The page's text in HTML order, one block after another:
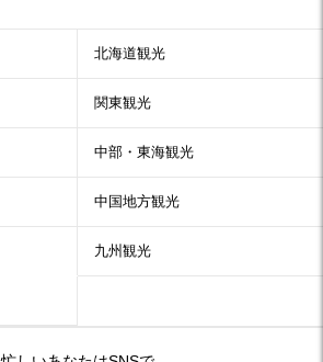
北海道観光
関東観光
中部・東海観光
中国地方観光
九州観光